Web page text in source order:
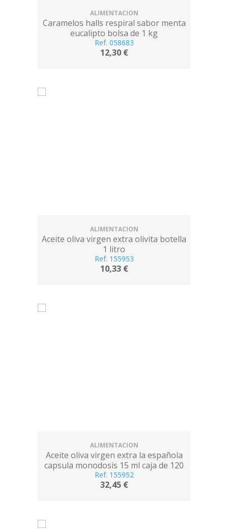
ALIMENTACION
Caramelos halls respiral sabor menta
eucalipto bolsa de 1 kg
Ref. 058683
12,30 €
ALIMENTACION
Aceite oliva virgen extra olivita botella
1 litro
Ref. 155953
10,33 €
ALIMENTACION
Aceite oliva virgen extra la española
capsula monodosis 15 ml caja de 120
unidades
Ref. 155952
32,45 €